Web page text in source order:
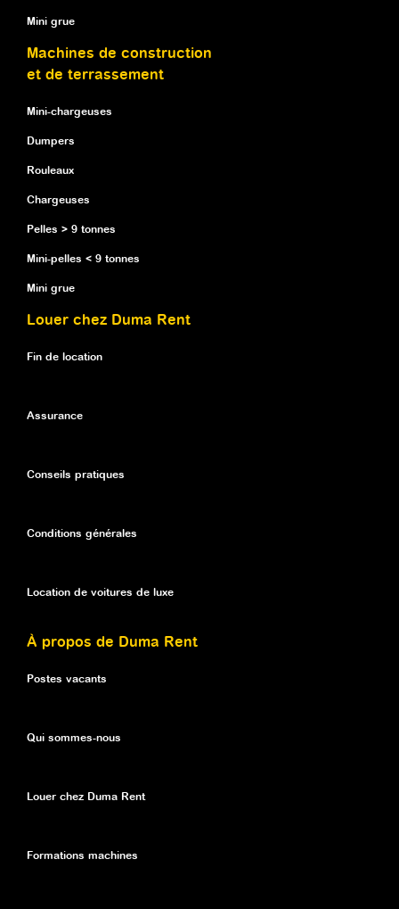
Mini grue
Machines de construction
et de terrassement
Mini-chargeuses
Dumpers
Rouleaux
Chargeuses
Pelles > 9 tonnes
Mini-pelles < 9 tonnes
Mini grue
Louer chez Duma Rent
Fin de location
Assurance
Conseils pratiques
Conditions générales
Location de voitures de luxe
À propos de Duma Rent
Postes vacants
Qui sommes-nous
Louer chez Duma Rent
Formations machines